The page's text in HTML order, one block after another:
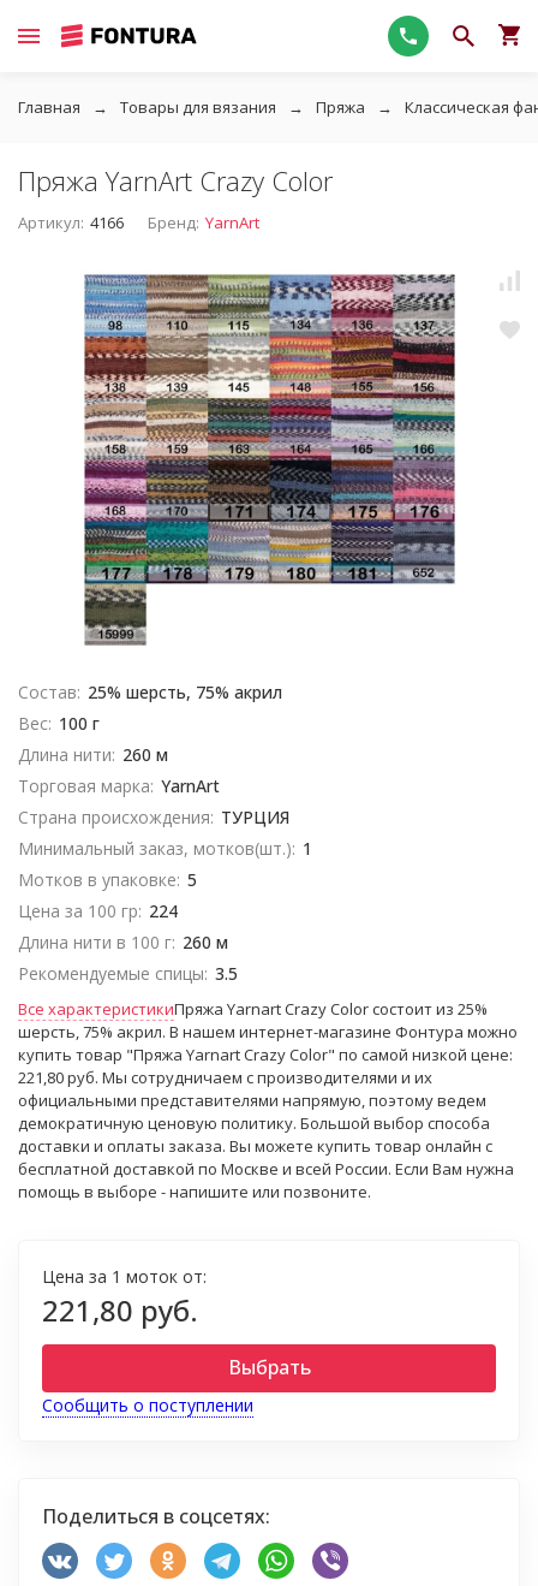
Главная Товары для вязания Пряжа Классическая
Пряжа YarnArt Crazy Color
Артикул: 4166 Бренд: YarnArt
Состав: 25% шерсть, 75% акрил
Вес: 100 г
Длина нити: 260 м
Торговая марка: YarnArt
Страна происхождения: ТУРЦИЯ
Минимальный заказ, мотков(шт.): 1
Мотков в упаковке: 5
Цена за 100 гр: 224
Длина нити в 100 г: 260 м
Рекомендуемые спицы: 3.5
Все характеристикиПряжа Yarnart Crazy Color состоит из 25%
шерсть, 75% акрил. В нашем интернет-магазине Фонтура можно
купить товар "Пряжа Yarnart Crazy Color" по самой низкой цене:
221,80 руб. Мы сотрудничаем с производителями и их
официальными представителями напрямую, поэтому ведем
демократичную ценовую политику. Большой выбор способа
доставки и оплаты заказа. Вы можете купить товар онлайн с
бесплатной доставкой по Москве и всей России. Если Вам нужна
помощь в выборе - напишите или позвоните.
Цена за 1 моток от:
221,80 руб.
Выбрать
Сообщить о поступлении
Поделиться в соцсетях: